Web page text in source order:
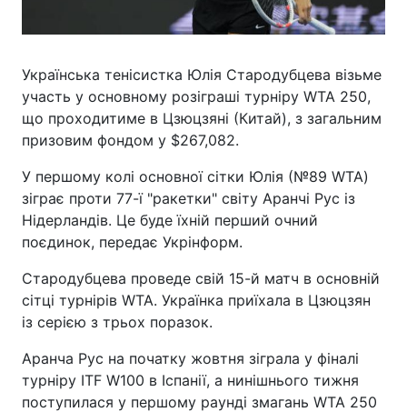
Українська тенісистка Юлія Стародубцева візьме
участь у основному розіграші турніру WTA 250,
що проходитиме в Цзюцзяні (Китай), з загальним
призовим фондом у $267,082.
У першому колі основної сітки Юлія (№89 WTA)
зіграє проти 77-ї "ракетки" світу Аранчі Рус із
Нідерландів. Це буде їхній перший очний
поєдинок, передає Укрінформ.
Стародубцева проведе свій 15-й матч в основній
сітці турнірів WTA. Українка приїхала в Цзюцзян
із серією з трьох поразок.
Аранча Рус на початку жовтня зіграла у фіналі
турніру ITF W100 в Іспанії, а нинішнього тижня
поступилася у першому раунді змагань WTA 250